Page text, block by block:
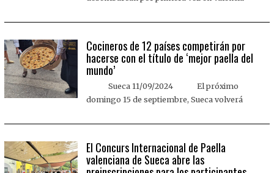
Cocineros de 12 países competirán por
hacerse con el título de ‘mejor paella del
mundo’
Sueca 11/09/2024 El próximo
domingo 15 de septiembre, Sueca volverá
El Concurs Internacional de Paella
valenciana de Sueca abre las